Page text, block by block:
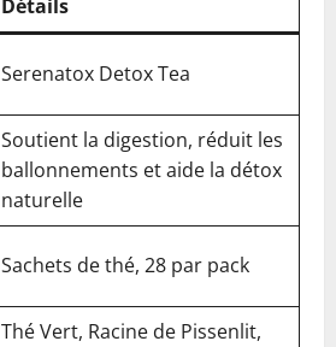
Détails
Serenatox Detox Tea
Soutient la digestion, réduit les
ballonnements et aide la détox
naturelle
Sachets de thé, 28 par pack
Thé Vert, Racine de Pissenlit,